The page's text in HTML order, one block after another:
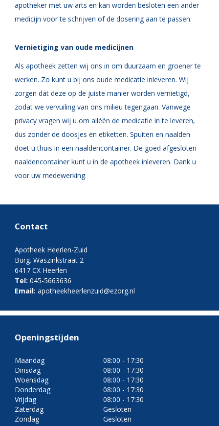
apotheker met uw arts en kan worden besloten een ander
medicijn voor te schrijven of de dosering aan te passen.
Vernietiging van oude medicijnen
Als apotheek zetten wij ons in om duurzaam en groener te
werken. Zo kunt u bij ons oude medicatie inleveren. Wij
zorgen dat deze op de juiste manier worden vernietigd,
zodat we vervuiling van ons milieu tegengaan. Vanwege
privacy vragen wij u om alléén de medicatie in te leveren,
dus zonder de doosjes en etiketten. Spuiten en naalden
doet u thuis in een naaldencontainer. De goed afgesloten
naaldencontainer kunt u in de apotheek inleveren. Dank u
voor uw medewerking.
Contact
Apotheek Heerlen-Zuid
Burg. Waszinkstraat 2
6417 CX Heerlen
Tel: 045-5663636
Email: apotheekheerlenzuid@ezorg.nl
Openingstijden
Maandag
08:00 - 17:30
Dinsdag
08:00 - 17:30
Woensdag
08:00 - 17:30
Donderdag
08:00 - 17:30
Vrijdag
08:00 - 17:30
Zaterdag
Gesloten
Zondag
Gesloten